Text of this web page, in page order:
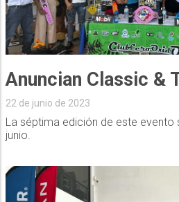
Anuncian Classic &
22 de junio de 2023
La séptima edición de este evento
junio.